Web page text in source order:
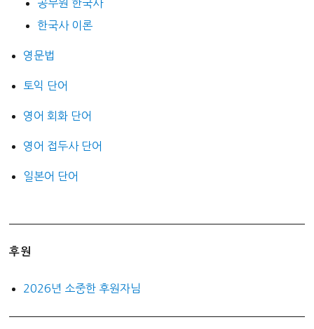
공무원 한국사
한국사 이론
영문법
토익 단어
영어 회화 단어
영어 접두사 단어
일본어 단어
후원
2026년 소중한 후원자님